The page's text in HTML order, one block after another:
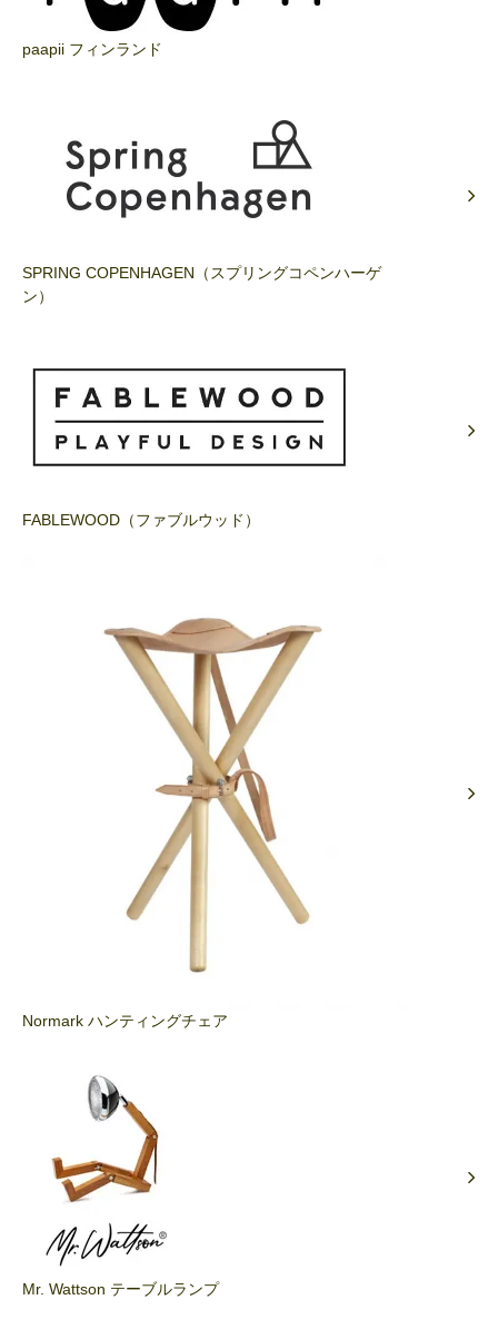
paapii フィンランド
SPRING COPENHAGEN（スプリングコペンハーゲ
ン）
FABLEWOOD（ファブルウッド）
Normark ハンティングチェア
Mr. Wattson テーブルランプ